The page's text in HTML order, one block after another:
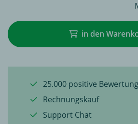
in den
25.000 positive
Rechnungskauf
Support Chat